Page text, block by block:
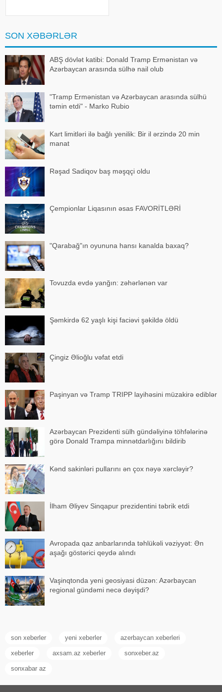
SON XƏBƏRLƏR
ABŞ dövlət katibi: Donald Tramp Ermənistan və
Azərbaycan arasında sülhə nail olub
"Tramp Ermənistan və Azərbaycan arasında sülhü
təmin etdi" - Marko Rubio
Kart limitləri ilə bağlı yenilik: Bir il ərzində 20 min
manat
Rəşad Sadiqov baş məşqçi oldu
Çempionlar Liqasının əsas FAVORİTLƏRİ
"Qarabağ"ın oyununa hansı kanalda baxaq?
Tovuzda evdə yanğın: zəhərlənən var
Şəmkirdə 62 yaşlı kişi faciəvi şəkildə öldü
Çingiz Əlioğlu vəfat etdi
Paşinyan və Tramp TRIPP layihəsini müzakirə ediblər
Azərbaycan Prezidenti sülh gündəliyinə töhfələrinə
görə Donald Trampa minnətdarlığını bildirib
Kənd sakinləri pullarını ən çox nəyə xərcləyir?
İlham Əliyev Sinqapur prezidentini təbrik etdi
Avropada qaz anbarlarında təhlükəli vəziyyət: Ən
aşağı göstərici qeydə alındı
Vaşinqtonda yeni geosiyasi düzən: Azərbaycan
regional gündəmi necə dəyişdi?
son xeberler yeni xeberler azerbaycan xeberleri
xeberler axsam.az xeberler sonxeber.az
sonxabar az